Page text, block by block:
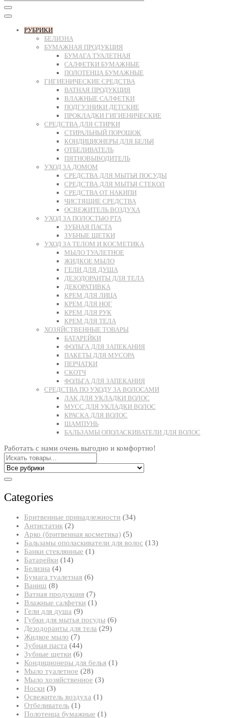
РУБРИКИ
БЕЛИЗНА
БУМАЖНАЯ ПРОДУКЦИЯ
БУМАГА ТУАЛЕТНАЯ
САЛФЕТКИ БУМАЖНЫЕ
ПОЛОТЕНЦА БУМАЖНЫЕ
ГИГИЕНИЧЕСКИЕ СРЕДСТВА
ВАТНАЯ ПРОДУКЦИЯ
ВЛАЖНЫЕ САЛФЕТКИ
ПОДГУЗНИКИ ДЕТСКИЕ
ПРОКЛАДКИ ГИГИЕНИЧЕСКИЕ
СРЕДСТВА ДЛЯ СТИРКИ
СТИРАЛЬНЫЙ ПОРОШОК
КОНДИЦИОНЕРЫ ДЛЯ БЕЛЬЯ
ОТБЕЛИВАТЕЛЬ
ПЯТНОВЫВОДИТЕЛЬ
УХОД ЗА ДОМОМ
СРЕДСТВА ДЛЯ МЫТЬЯ ПОСУДЫ
СРЕДСТВА ДЛЯ МЫТЬЯ СТЕКОЛ
СРЕДСТВА ОТ НАКИПИ
ЧИСТЯЩИЕ СРЕДСТВА
ОСВЕЖИТЕЛЬ ВОЗДУХА
УХОД ЗА ПОЛОСТЬЮ РТА
ЗУБНАЯ ПАСТА
ЗУБНЫЕ ЩЕТКИ
УХОД ЗА ТЕЛОМ И КОСМЕТИКА
МЫЛО ТУАЛЕТНОЕ
ЖИДКОЕ МЫЛО
ГЕЛИ ДЛЯ ДУША
ДЕЗОДОРАНТЫ ДЛЯ ТЕЛА
ДЕКОРАТИВКА
КРЕМ ДЛЯ ЛИЦА
КРЕМ ДЛЯ НОГ
КРЕМ ДЛЯ РУК
КРЕМ ДЛЯ ТЕЛА
ХОЗЯЙСТВЕННЫЕ ТОВАРЫ
БАТАРЕЙКИ
ФОЛЬГА ДЛЯ ЗАПЕКАНИЯ
ПАКЕТЫ ДЛЯ МУСОРА
ПЕРЧАТКИ
СКОТЧ
ФОЛЬГА ДЛЯ ЗАПЕКАНИЯ
СРЕДСТВА ПО УХОДУ ЗА ВОЛОСАМИ
ЛАК ДЛЯ УКЛАДКИ ВОЛОС
МУСС ДЛЯ УКЛАДКИ ВОЛОС
КРАСКА ДЛЯ ВОЛОС
ШАМПУНЬ
БАЛЬЗАМЫ ОПОЛАСКИВАТЕЛИ ДЛЯ ВОЛОС
Работать с нами очень выгодно и комфортно!
Categories
Бритвенные принадлежности 3434
Антистатик 22
товара
Арко (бритвенная косметика) 55
товаров
Бальзамы ополаскиватели для волос 1313
Банки стеклянные 11
Батарейки 1414
Белизна 44
товара
Бумага туалетная 66
Ваниш 88
товаров
Ватная продукция 77
товаров
Влажные салфетки 11
Гели для душа 99
товаров
Губки для мытья посуды 66
Дезодоранты для тела 2929
Жидкое мыло 77
товаров
Зубная паста 4444
товара
Зубные щетки 66
товаров
Кондиционеры для белья 11
Мыло туалетное 2828
товаров
Мыло хозяйственное 33
Носки 33
товара
Освежитель воздуха 11
Отбеливатель 11
товар
Полотенца бумажные 11